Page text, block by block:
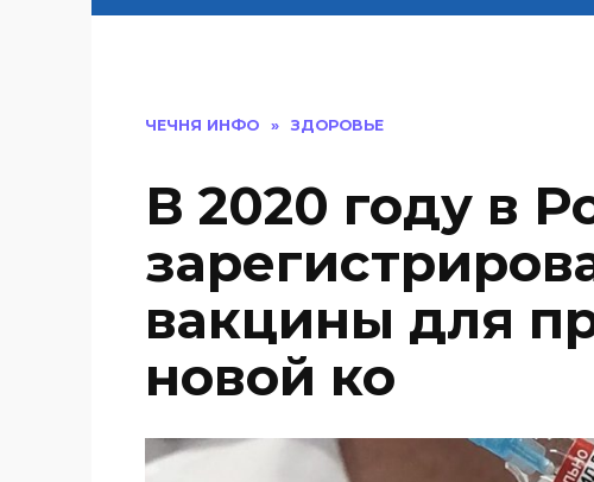
ЧЕЧНЯ ИНФО » ЗДОРОВЬЕ
В 2020 году в
вакцины для
новой ко